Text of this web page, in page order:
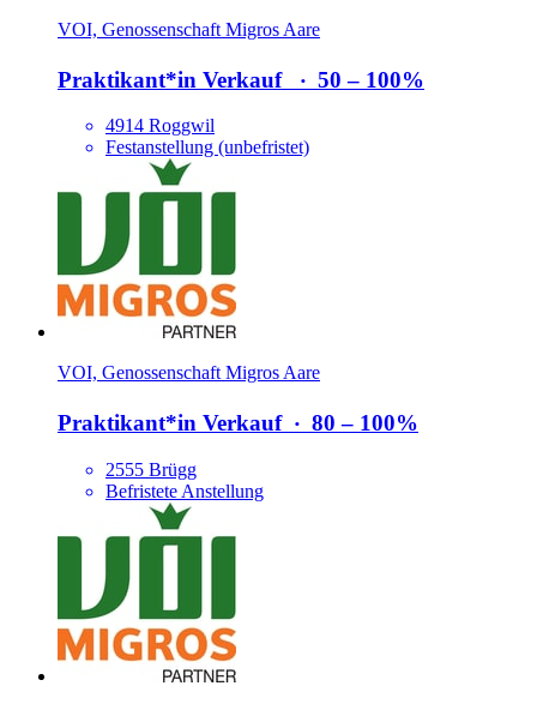
VOI, Genossenschaft Migros Aare
Praktikant*​in Verkauf ‧ 50 – 100%
4914 Roggwil
Festanstellung (unbefristet)
VOI, Genossenschaft Migros Aare
Praktikant*​in Verkauf‧ 80 – 100%
2555 Brügg
Befristete Anstellung